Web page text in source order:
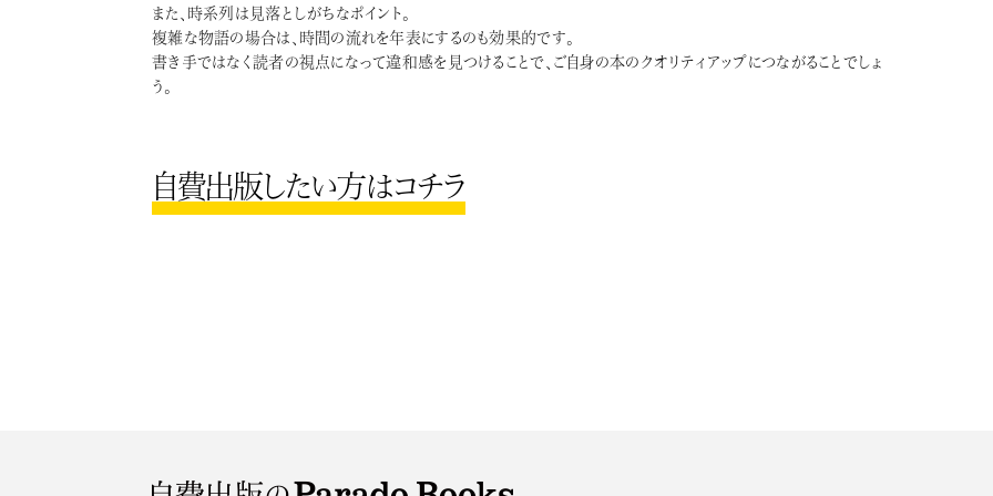
また、時系列は見落としがちなポイント。
複雑な物語の場合は、時間の流れを年表にするのも効果的です。
書き手ではなく読者の視点になって違和感を見つけることで、ご自身の本のクオリティアップにつながることでしょ
う。
自費出版したい方はコチラ